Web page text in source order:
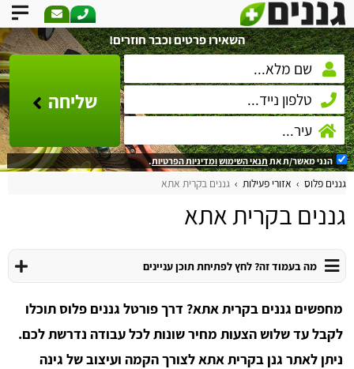
השאירו פרטים וכבר חוזרים!
שליחה
הנני מאשר/ת אתתנאי השימושומדיניות הפרטיות.
גננים פלוס אזורי פעילות גננים בקרית אתא
גננים בקרית אתא
מה בעמוד זה? לחץ לפתיחת תוכן עניינים
מחפשים גננים בקרית אתא? דרך פורטל גננים פלוס תוכלו
לקבל עד שלוש הצעות מחיר שונות לכל עבודה נדרשת לכם.
ניתן לאתר גנן בקרית אתא לצורך הקמה ועיצוב של גינה